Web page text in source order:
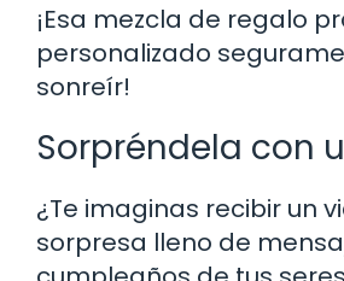
¡Esa mezcla de regalo
personalizado
sonreír!
Sorpréndela con
¿Te imaginas recibir un
sorpresa lleno de